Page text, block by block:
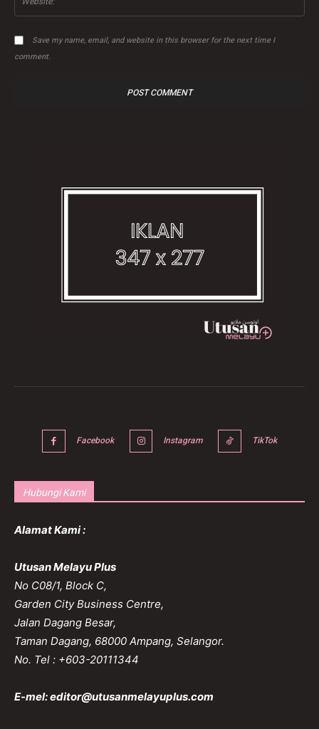
Save my name, email, and website in this browser for the next time I
comment.
Facebook Instagram TikTok
Hubungi Kami
Alamat Kami :
Utusan Melayu Plus
No C08/1, Block C,
Garden City Business Centre,
Jalan Dagang Besar,
Taman Dagang, 68000 Ampang, Selangor.
No. Tel : +603-20111344
E-mel:editor@utusanmelayuplus.com